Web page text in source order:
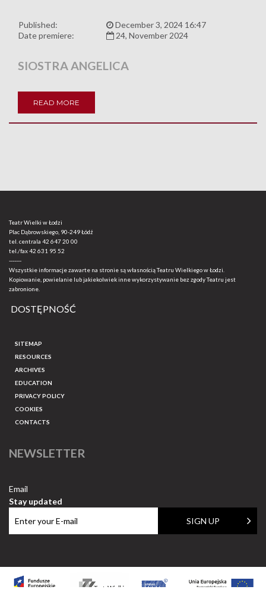
Published:
December 3, 2024 16:47
Date premiere:
24, November 2024
SIOSTRA ANGELICA
READ MORE
Teatr Wielki w Łodzi
Plac Dąbrowskiego, 90-249 Łódź
tel. centrala 42 647 20 00
tel./fax42 631 95 52
-------
Wszystkie informacje zawarte na stronie są własnością Teatru Wielkiego w Łodzi.
Kopiowanie, powielanie lub jakiekolwiek inne wykorzystywanie bez zgody Teatru jest
zabronione.
DOSTĘPNOŚĆ
SITEMAP
RESOURCES
ARCHIVES
EDUCATION
PRIVACY POLICY
COOKIES
CONTACTS
NEWSLETTER
Email
Stay updated